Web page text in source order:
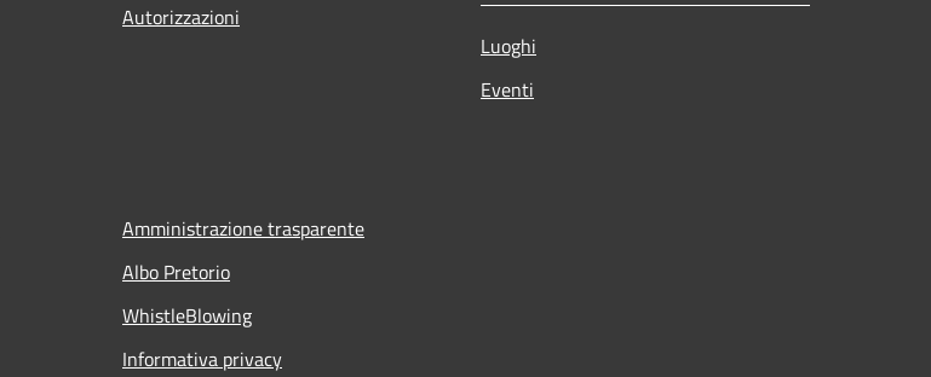
Autorizzazioni
Luoghi
Eventi
Amministrazione trasparente
Albo Pretorio
WhistleBlowing
Informativa privacy